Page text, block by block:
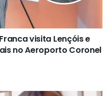
visita Lençóis e
no Aeroporto Coronel